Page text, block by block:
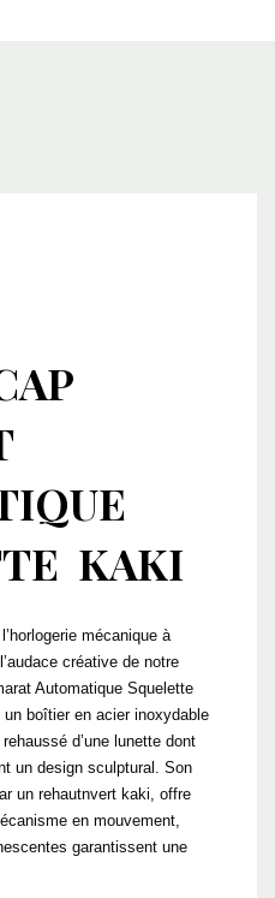
KAKI
mécanique à
créative de notre
Automatique Squelette
boîtier en acier inoxydable
d’une lunette dont
un design sculptural. Son
un rehautnvert kaki, offre
en mouvement,
garantissent une